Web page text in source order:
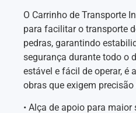
O Carrinho de Transporte
para facilitar o transporte
pedras, garantindo
segurança durante todo o
estável e fácil de operar, é
obras que exigem
• Alça de apoio para